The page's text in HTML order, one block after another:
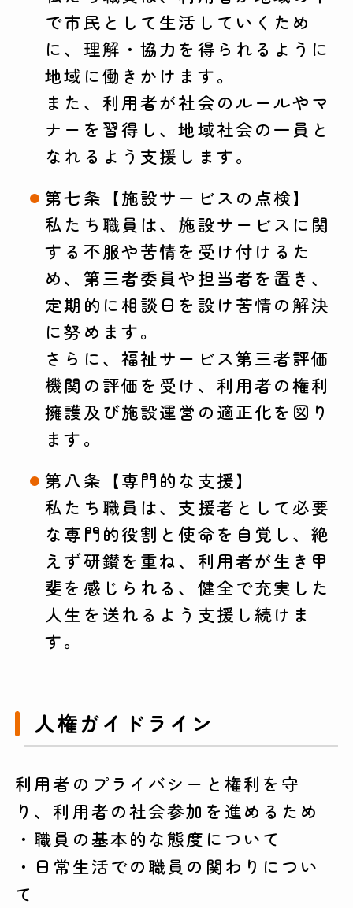
で市民として生活していくため
に、理解・協力を得られるように
地域に働きかけます。
また、利用者が社会のルールやマ
ナーを習得し、地域社会の一員と
なれるよう支援します。
第七条【施設サービスの点検】
私たち職員は、施設サービスに関
する不服や苦情を受け付けるた
め、第三者委員や担当者を置き、
定期的に相談日を設け苦情の解決
に努めます。
さらに、福祉サービス第三者評価
機関の評価を受け、利用者の権利
擁護及び施設運営の適正化を図り
ます。
第八条【専門的な支援】
私たち職員は、支援者として必要
な専門的役割と使命を自覚し、絶
えず研鑚を重ね、利用者が生き甲
斐を感じられる、健全で充実した
人生を送れるよう支援し続けま
す。
人権ガイドライン
利用者のプライバシーと権利を守
り、利用者の社会参加を進めるため
・職員の基本的な態度について
・日常生活での職員の関わりについ
て